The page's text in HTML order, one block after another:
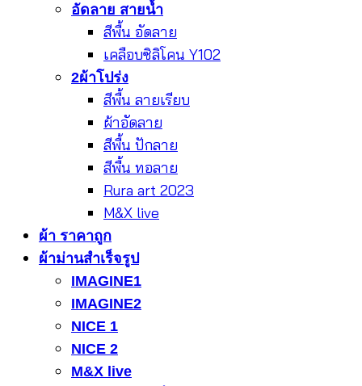
อัดลาย สายน้ำ
สีพื้น อัดลาย
เคลือบซิลิโคน Y102
2ผ้าโปร่ง
สีพื้น ลายเรียบ
ผ้าอัดลาย
สีพื้น ปักลาย
สีพื้น ทอลาย
Rura art 2023
M&X live
ผ้า ราคาถูก
ผ้าม่านสำเร็จรูป
IMAGINE1
IMAGINE2
NICE 1
NICE 2
M&X live